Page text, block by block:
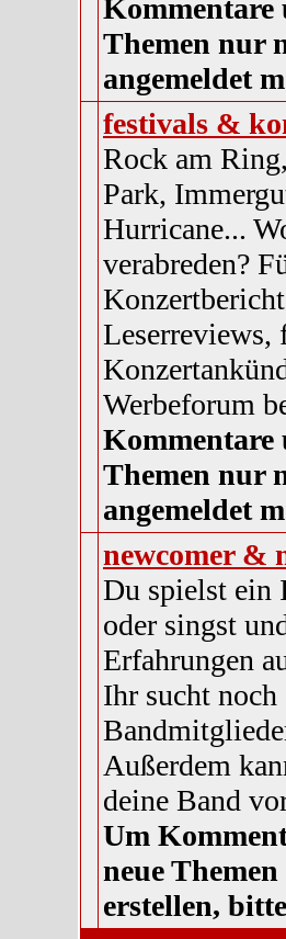
Kommentare
Themen nur
angemeldet
festivals &
Rock am
Park,
Hurricane...
verabreden?
Leserreviews,
Werbeforum
Kommentare
Themen nur
angemeldet
newcomer &
Du spielst ein
oder singst
Erfahrungen
Ihr sucht noch
Außerdem
deine Band
Um
neue Themen
erstellen,